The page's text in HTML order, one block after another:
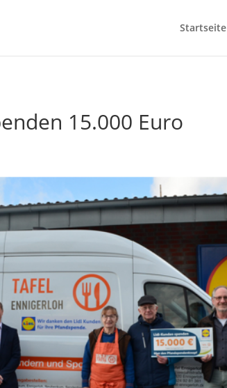
Startseite
15.000 Euro